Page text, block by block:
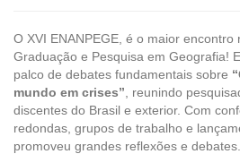
O XVI ENANPEGE, é o maior encontro
Graduação e Pesquisa em Geografia!
palco de debates fundamentais sobre
mundo em crises” , reunindo
discentes do Brasil e exterior. Com
redondas, grupos de trabalho e
promoveu grandes reflexões e debates.